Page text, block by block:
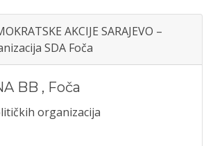
AKCIJE SARAJEVO –
SDA Foča
BB , Foča
organizacija